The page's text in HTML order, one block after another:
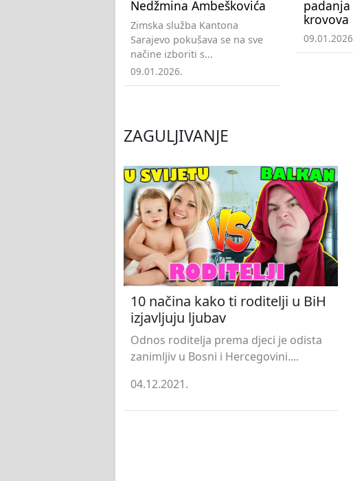
Nedžmina Ambeškovića
Zimska služba Kantona
Sarajevo pokušava se na sve
načine izboriti s...
09.01.2026.
krovova
ZAGULJIVANJE
10 načina kako ti roditelji u BiH
izjavljuju ljubav
Odnos roditelja prema djeci je odista
zanimljiv u Bosni i Hercegovini....
04.12.2021.